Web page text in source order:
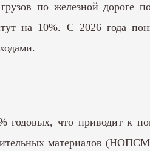
по железной дороге
на 10%. С 2026 года
годовых, что приводит к
материалов